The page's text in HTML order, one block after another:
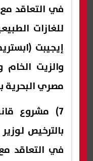
في التعاقد
للغازات
إيجيبت
والزيت
مصري البحرية
7) مشروع
بالترخيص
في التعاقد